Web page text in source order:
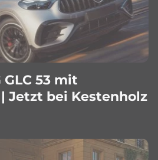
53 mit
Jetzt bei Kestenholz